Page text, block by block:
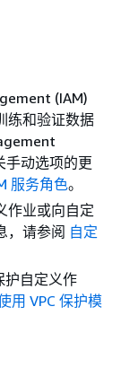
(IAM)
练和验证数据
手动选项的更
服务角色。
作业或向自定
，请参阅 自定
护自定义作
用 VPC 保护模